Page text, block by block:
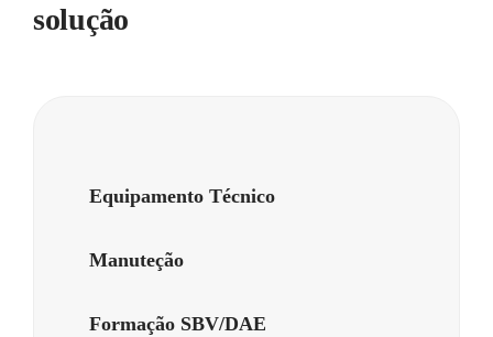
solução
Equipamento Técnico
Manuteção
Formação SBV/DAE